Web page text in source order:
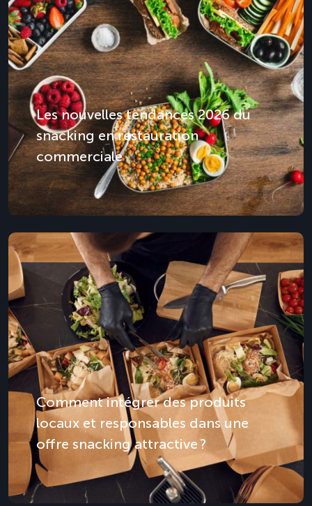
Les nouvelles tendances 2026 du
snacking en restauration
commerciale
Comment intégrer des produits
locaux et responsables dans une
offre snacking attractive ?